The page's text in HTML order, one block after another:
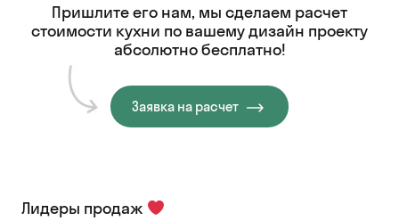
Пришлите его нам, мы сделаем расчет
стоимости кухни по вашему дизайн проекту
абсолютно бесплатно!
Заявка на расчет
Лидеры продаж